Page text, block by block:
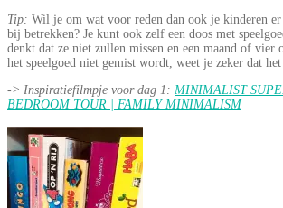
Tip: Wil je om wat voor reden dan ook je kinderen
bij betrekken? Je kunt ook zelf een doos met
denkt dat ze niet zullen missen en een maand of vier
het speelgoed niet gemist wordt, weet je zeker dat het
-> Inspiratiefilmpje voor dag 1: MINIMALIST
BEDROOM TOUR | FAMILY MINIMALISM